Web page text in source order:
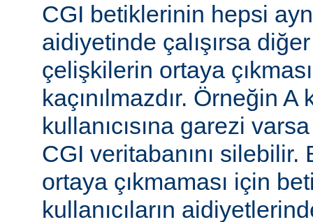
CGI betiklerinin hepsi
aidiyetinde çalışırsa
çelişkilerin ortaya
kaçınılmazdır. Örneğin A
kullanıcısına garezi
CGI veritabanını silebilir.
ortaya çıkmaması için
kullanıcıların